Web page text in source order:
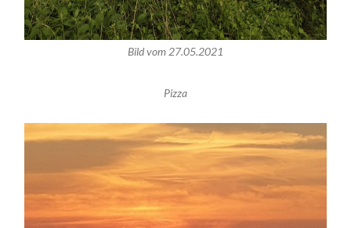
Bild vom 27.05.2021
Pizza